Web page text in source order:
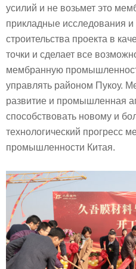
усилий и не возьмет это
прикладные исследования и
строительства проекта в
точки и сделает все
мембранную
управлять районом Пукоу.
развитие и промышленная
способствовать новому и
технологический прогресс
промышленности Китая.